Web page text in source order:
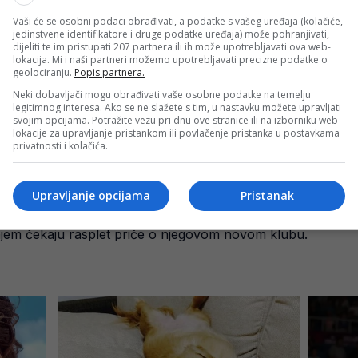
nema ništa protiv selidbe u Istanbul. Upravo
trenutno ispred saudijskih klubova.
Od dolaska iz Rome 2017. godine odigrao je 441
i izrastao u jednog od najboljih igrača u povijesti
čekaju rasplet priče o njegovom novom klubu.
Vaši će se osobni podaci obrađivati, a podatke s vašeg uređaja (kolačiće,
jedinstvene identifikatore i druge podatke uređaja) može pohranjivati,
dijeliti te im pristupati 207 partnera ili ih može upotrebljavati ova web-
lokacija. Mi i naši partneri možemo upotrebljavati precizne podatke o
geolociranju. Popis partnera.
Neki dobavljači mogu obrađivati vaše osobne podatke na temelju
legitimnog interesa. Ako se ne slažete s tim, u nastavku možete upravljati
svojim opcijama. Potražite vezu pri dnu ove stranice ili na izborniku web-
lokacije za upravljanje pristankom ili povlačenje pristanka u postavkama
privatnosti i kolačića.
Pristanak
Upravljanje opcijama